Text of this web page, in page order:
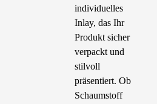
individuelles
Inlay, das Ihr
Produkt sicher
verpackt und
stilvoll
präsentiert. Ob
Schaumstoff